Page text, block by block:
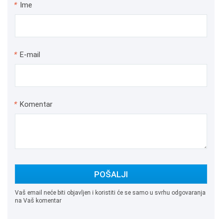
* Ime
* E-mail
* Komentar
POŠALJI
Vaš email neće biti objavljen i koristiti će se samo u svrhu odgovaranja
na Vaš komentar